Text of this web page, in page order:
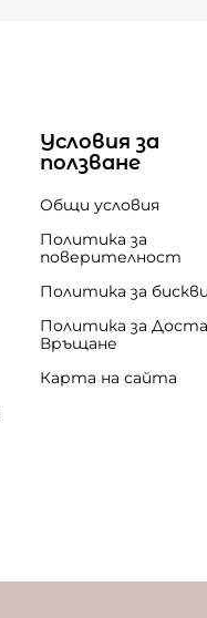
Условия за
ползване
Общи условия
Политика за
поверителност
Политика за
Политика за
Връщане
Карта на сайта